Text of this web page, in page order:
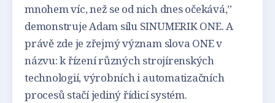
mnohem víc, než se od nich dnes očekává,”
demonstruje Adam sílu SINUMERIK ONE. A
právě zde je zřejmý význam slova ONE v
názvu: k řízení různých strojírenských
technologií, výrobních i automatizačních
procesů stačí jediný řídicí systém.